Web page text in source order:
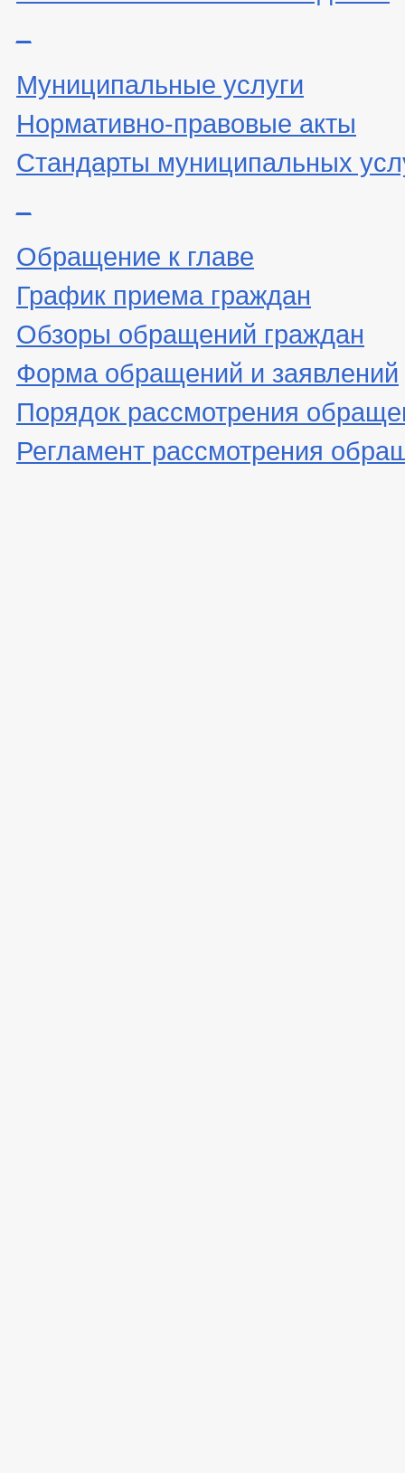
Муниципальные услуги
Нормативно-правовые акты
Стандарты муниципальных
Обращение к главе
График приема граждан
Обзоры обращений граждан
Форма обращений и заявлений
Порядок рассмотрения
Регламент рассмотрения